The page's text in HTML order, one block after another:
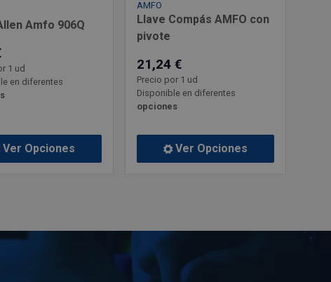
Amfo 906Q
1 ud
en diferentes
Ver Opciones
AMFO
Llave Compás AMFO con
pivote
21,24 €
Precio por 1 ud
Disponible en diferentes
opciones
Ver Opciones